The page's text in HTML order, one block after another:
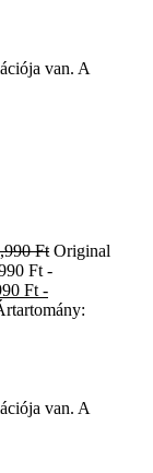
van. A
Ft Original
Ft -
Ft -
van. A